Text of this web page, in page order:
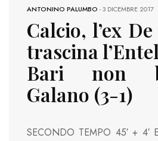
ANTONINO PALUMBO -3 DICEMBRE 2017
Calcio, l’ex
trascina
Bari non
Galano (3-1)
SECONDO TEMPO 45′ + 4′